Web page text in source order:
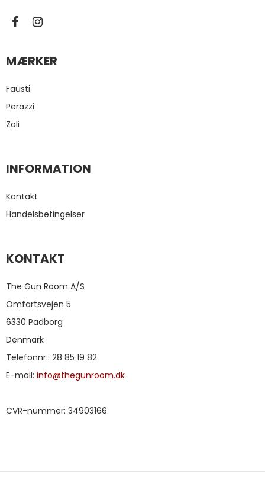
MÆRKER
Fausti
Perazzi
Zoli
INFORMATION
Kontakt
Handelsbetingelser
KONTAKT
The Gun Room A/S
Omfartsvejen 5
6330 Padborg
Denmark
Telefonnr.: 28 85 19 82
E-mail: info@thegunroom.dk
CVR-nummer: 34903166